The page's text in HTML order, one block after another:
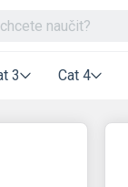
3 Cat 4